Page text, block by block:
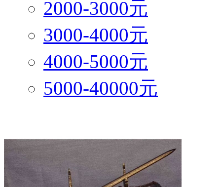
2000-3000元
3000-4000元
4000-5000元
5000-40000元